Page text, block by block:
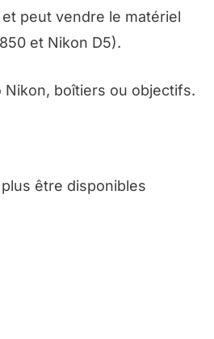
peut vendre le matériel
et Nikon D5).
boîtiers ou objectifs.
être disponibles